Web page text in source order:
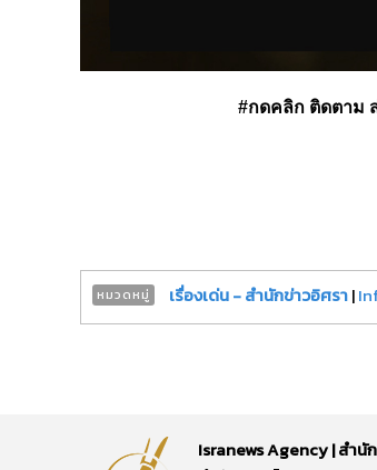
#กดคลิก ติดตาม
หมวดหมู่ เรื่องเด่น - สำนักข่าวอิศรา|
Isranews Agency | สำนั